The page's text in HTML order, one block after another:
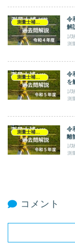
測量士補試験
令
解
試
測
測量士補試験
令
を
試
測
測量士補試験
令
離
試
測
コメント